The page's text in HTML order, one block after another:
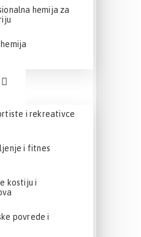
hemija za
hemija
i rekreativce
i fitnes
kostiju i
povrede i